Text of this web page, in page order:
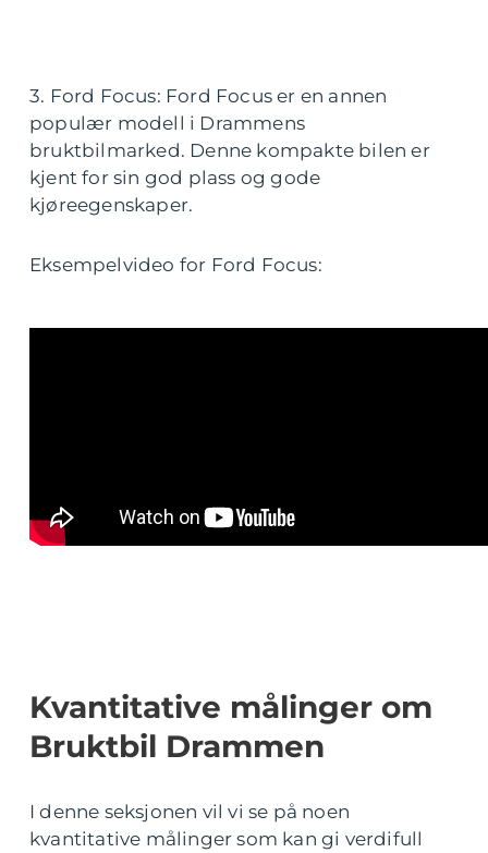
3. Ford Focus: Ford Focus er en annen
populær modell i Drammens
bruktbilmarked. Denne kompakte bilen er
kjent for sin god plass og gode
kjøreegenskaper.
Eksempelvideo for Ford Focus:
Kvantitative målinger om
Bruktbil Drammen
I denne seksjonen vil vi se på noen
kvantitative målinger som kan gi verdifull